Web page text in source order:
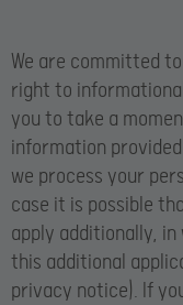
We are committed
right to
you to take a
information
we process your
case it is possible
apply additionally,
this additional
privacy notice). If